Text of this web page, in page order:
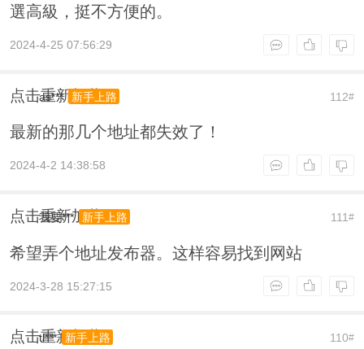
選高級，挺不方便的。
2024-4-25 07:56:29
点击重新加载 112#
as*** 新手上路
最新的那几个地址都失效了！
2024-4-2 14:38:58
点击重新加载 111#
我要*** 新手上路
希望弄个地址发布器。这样容易找到网站
2024-3-28 15:27:15
点击重新加载 110#
tl*** 新手上路